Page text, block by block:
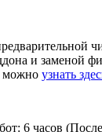
и заменой
можно узнать
6 часов